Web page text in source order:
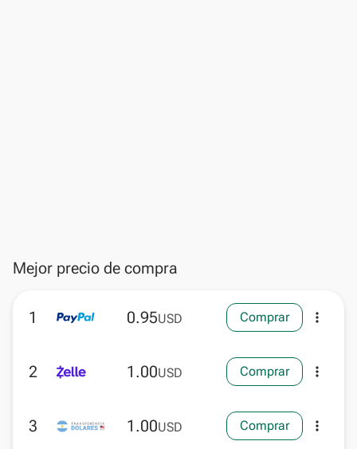
Mejor precio de compra
1 0.95USD Comprar more_vert
2 1.00USD Comprar more_vert
3 1.00USD Comprar more_vert